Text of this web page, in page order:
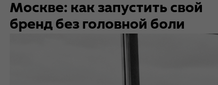
Москве: как запустить свой
бренд без головной боли